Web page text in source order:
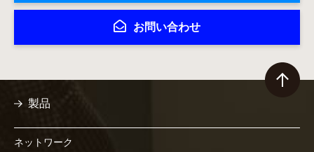
お問い合わせ
製品
ネットワーク